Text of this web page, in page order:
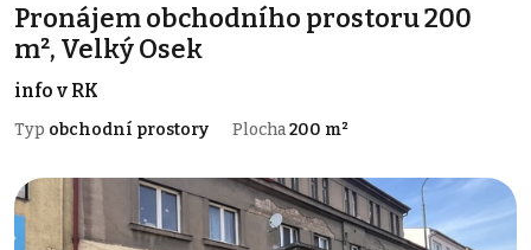
Pronájem obchodního prostoru 200
m², Velký Osek
info v RK
Typ obchodní prostory Plocha200 m²